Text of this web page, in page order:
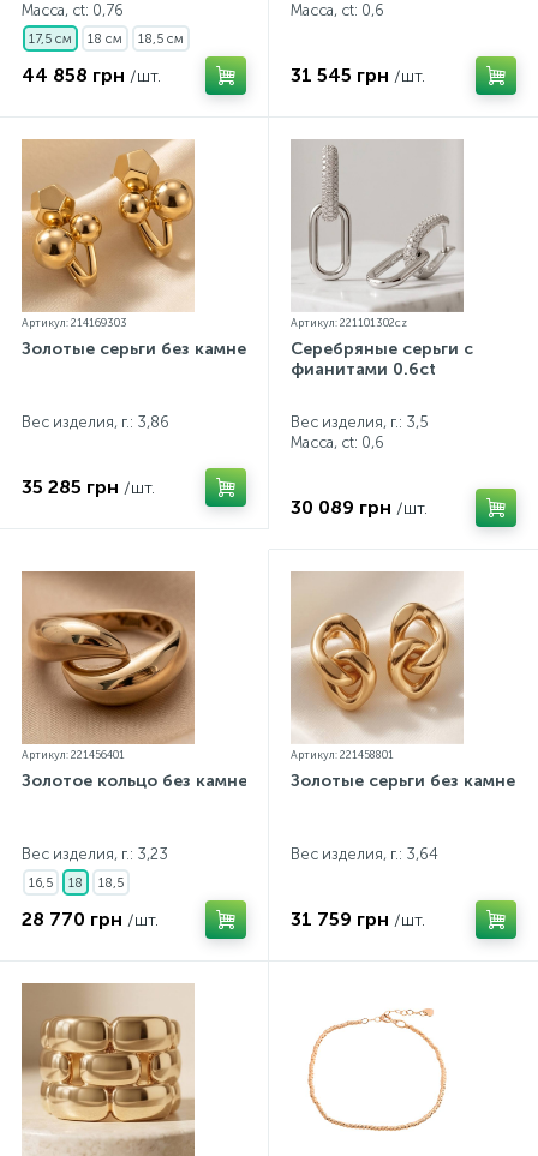
Масса, ct: 0,76
17,5 см 18 см 18,5 см
44 858 грн /шт.
Масса, ct: 0,6
31 545 грн /шт.
Артикул: 214169303
Золотые серьги без камней
Вес изделия, г.: 3,86
35 285 грн /шт.
Артикул: 221101302cz
Серебряные серьги с
фианитами 0.6ct
Вес изделия, г.: 3,5
Масса, ct: 0,6
30 089 грн /шт.
Артикул: 221456401
Золотое кольцо без камней
Вес изделия, г.: 3,23
16,5 18 18,5
28 770 грн /шт.
Артикул: 221458801
Золотые серьги без камней
Вес изделия, г.: 3,64
31 759 грн /шт.